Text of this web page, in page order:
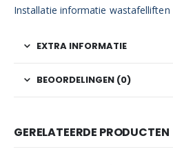
Installatie informatie wastafelliften
EXTRA INFORMATIE
BEOORDELINGEN (0)
GERELATEERDE PRODUCTEN